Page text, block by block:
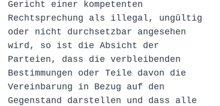
Gericht einer kompetenten
Rechtsprechung als illegal, ungültig
oder nicht durchsetzbar angesehen
wird, so ist die Absicht der
Parteien, dass die verbleibenden
Bestimmungen oder Teile davon die
Vereinbarung in Bezug auf den
Gegenstand darstellen und dass alle